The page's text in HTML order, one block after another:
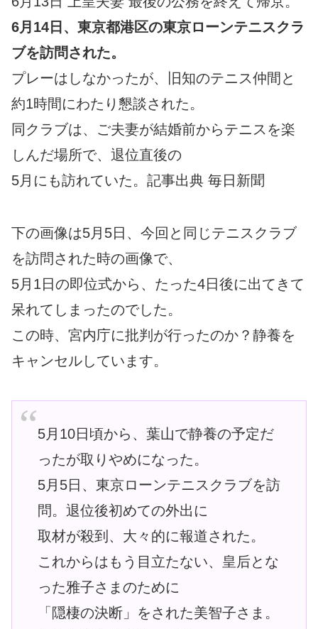
6月14日、東京都港区の東京ローンテニスクラ
ブを訪問された。
プレーはしなかったが、旧知のテニス仲間と
約1時間にわたり懇談された。
同クラブは、ご夫妻が結婚前からテニスを楽
しんだ場所で、退位直後の
5月にも訪れていた。記事出典 毎日新聞
下の画像は5月5日、今回と同じテニスクラブ
を訪問された時の画像で、
5月1日の即位式から、たった4日後に出てきて
呆れてしまったのでした。
この時、宮内庁に批判が行ったのか？静養を
キャンセルしています。
5月10日頃から、葉山で静養の予定だ
ったが取りやめになった。
5月5日、東京ローンテニスクラブを訪
問。退位後初めての外出に
取材が殺到、大々的に報道された。
これからはもう目立たない、皇后とな
った雅子さまのために
「隠棲の決断」をされた美智子さま。